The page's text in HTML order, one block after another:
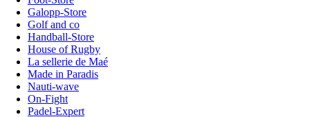
Galopp-Store
Golf and co
Handball-Store
House of Rugby
La sellerie de Maé
Made in Paradis
Nauti-wave
On-Fight
Padel-Expert